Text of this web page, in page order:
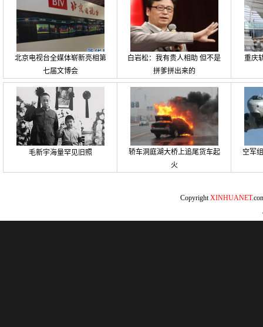
北京电视台全媒体崭新亮相第
七届文博会
白岩松：我有贵人相助 但不是
拼爹拼出来的
重庆
毛新宇海量罕见旧照
轿车洞庭湖大桥上追尾货车起
火
空军
CopyrightXINHUANET